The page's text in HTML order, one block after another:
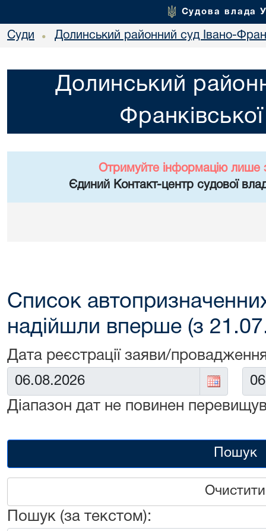
Судова влада
Суди • Долинський районний суд Івано-
Долинський
Отримуйте інформацію лише
Єдиний Контакт-центр судової
Список
надійшли вперше (з
Дата реєстрації заяви/
Від: До:
Діапазон дат не повинен
Пошук
Очистити
Пошук (за текстом):